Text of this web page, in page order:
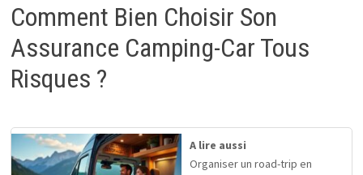
Comment Bien Choisir Son
Assurance Camping-Car Tous
Risques ?
A lire aussi
Organiser un road-trip en